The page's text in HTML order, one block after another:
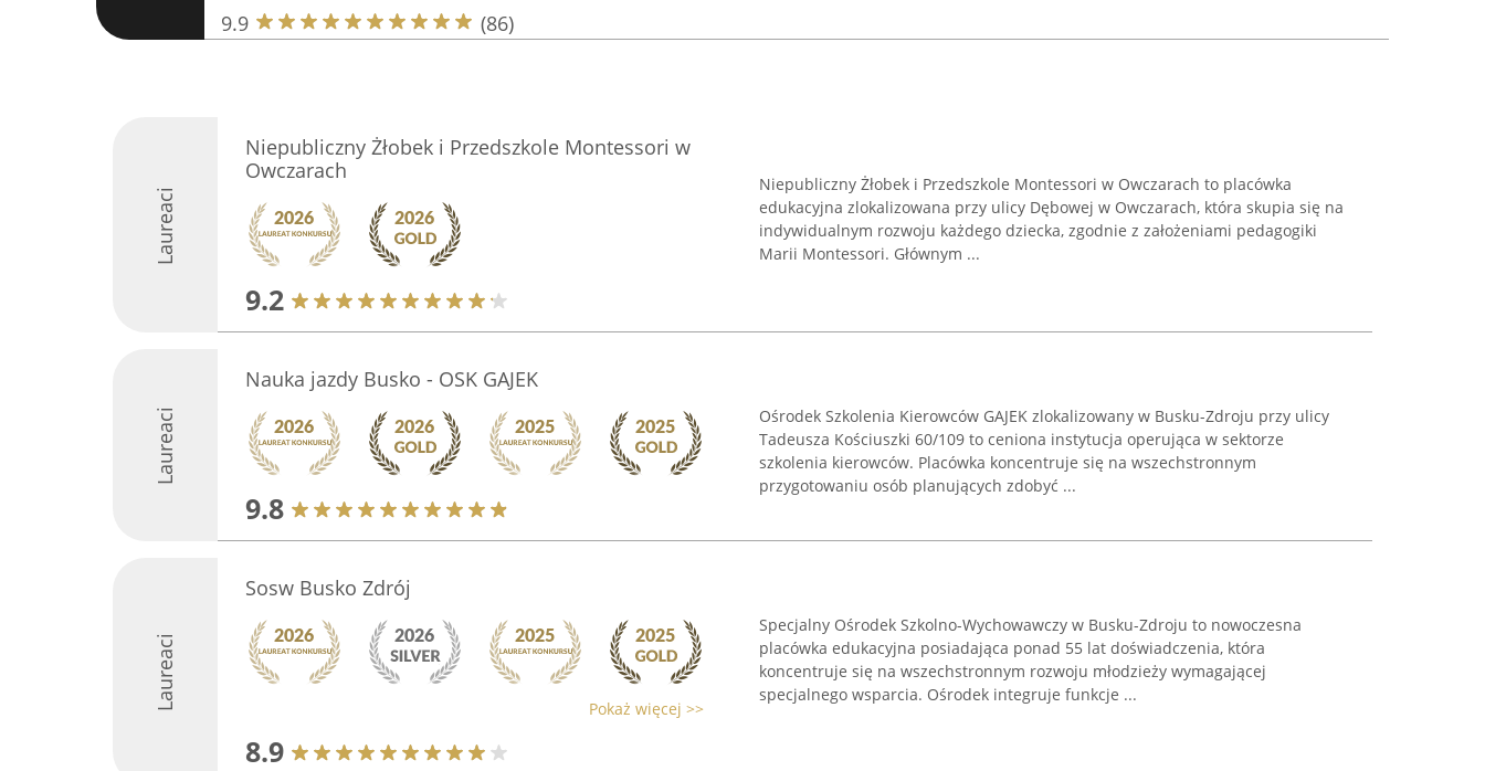
9.9 (86)
Laureaci
Niepubliczny Żłobek i Przedszkole Montessori w
Owczarach
9.2
Niepubliczny Żłobek i Przedszkole Montessori w Owczarach to placówka
edukacyjna zlokalizowana przy ulicy Dębowej w Owczarach, która skupia się na
indywidualnym rozwoju każdego dziecka, zgodnie z założeniami pedagogiki
Marii Montessori. Głównym ...
Laureaci
Nauka jazdy Busko - OSK GAJEK
9.8
Ośrodek Szkolenia Kierowców GAJEK zlokalizowany w Busku-Zdroju przy ulicy
Tadeusza Kościuszki 60/109 to ceniona instytucja operująca w sektorze
szkolenia kierowców. Placówka koncentruje się na wszechstronnym
przygotowaniu osób planujących zdobyć ...
Laureaci
Sosw Busko Zdrój
Pokaż więcej >>
8.9
Specjalny Ośrodek Szkolno-Wychowawczy w Busku-Zdroju to nowoczesna
placówka edukacyjna posiadająca ponad 55 lat doświadczenia, która
koncentruje się na wszechstronnym rozwoju młodzieży wymagającej
specjalnego wsparcia. Ośrodek integruje funkcje ...